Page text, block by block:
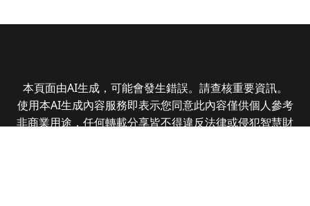
本頁面由AI生成，可能會發生錯誤。請查核重要資訊。
使用本AI生成內容服務即表示您同意此內容僅供個人參考
非商業用途，任何轉載分享皆不得違反法律或侵犯智慧財